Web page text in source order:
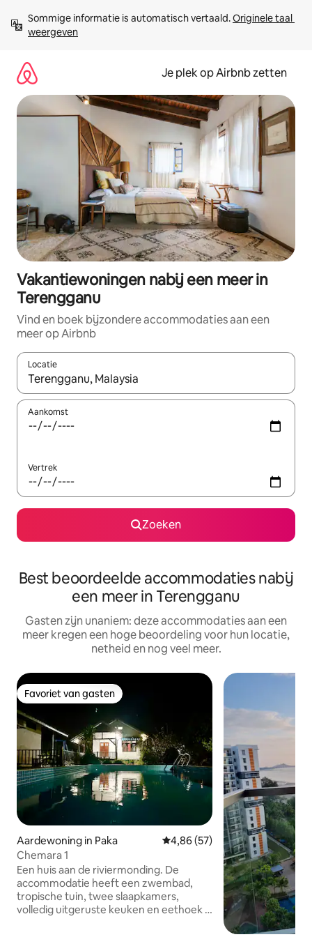
direct
naar
Sommige informatie is automatisch vertaald. Originele taal
weergeven
Je plek op Airbnb zetten
Vakantiewoningen nabij een meer in
Terengganu
Vind en boek bijzondere accommodaties aan een
meer op Airbnb
Locatie
Wanneer er resultaten beschikbaar zijn, maak je een keuze
Aankomst
Vertrek
Zoeken
Best beoordeelde accommodaties nabij
een meer in Terengganu
Gasten zijn unaniem: deze accommodaties aan een
meer kregen een hoge beoordeling voor hun locatie,
netheid en nog veel meer.
Favoriet van gasten
Favoriet van gasten
Aardewoning in Paka Gemiddelde beoordeling van
4,86 (57)
Chemara 1
Een huis aan de riviermonding. De
accommodatie heeft een zwembad,
tropische tuin, twee slaapkamers,
volledig uitgeruste keuken en eethoek .